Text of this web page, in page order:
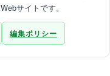
サイトです。
編集ポリシー